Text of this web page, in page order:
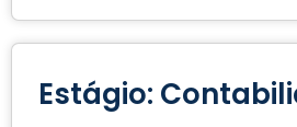
Estágio: